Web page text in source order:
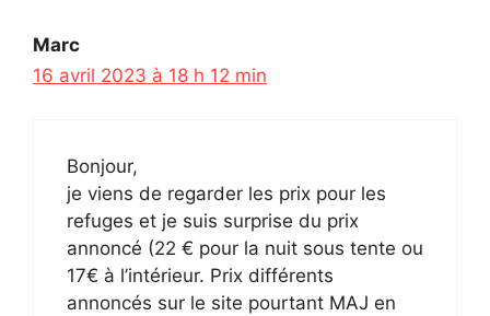
Marc
16 avril 2023 à 18 h 12 min
Bonjour,
je viens de regarder les prix pour les
refuges et je suis surprise du prix
annoncé (22 € pour la nuit sous tente ou
17€ à l’intérieur. Prix différents
annoncés sur le site pourtant MAJ en